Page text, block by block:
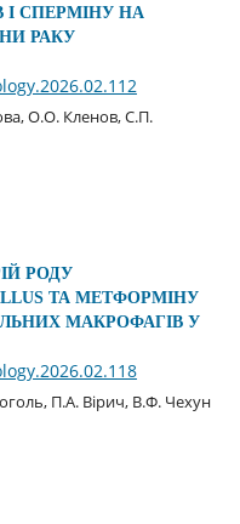
І СПЕРМІНУ НА
РАКУ
О.О. Кленов, С.П.
РОДУ
ТА МЕТФОРМІНУ
МАКРОФАГІВ У
П.А. Вірич, В.Ф. Чехун